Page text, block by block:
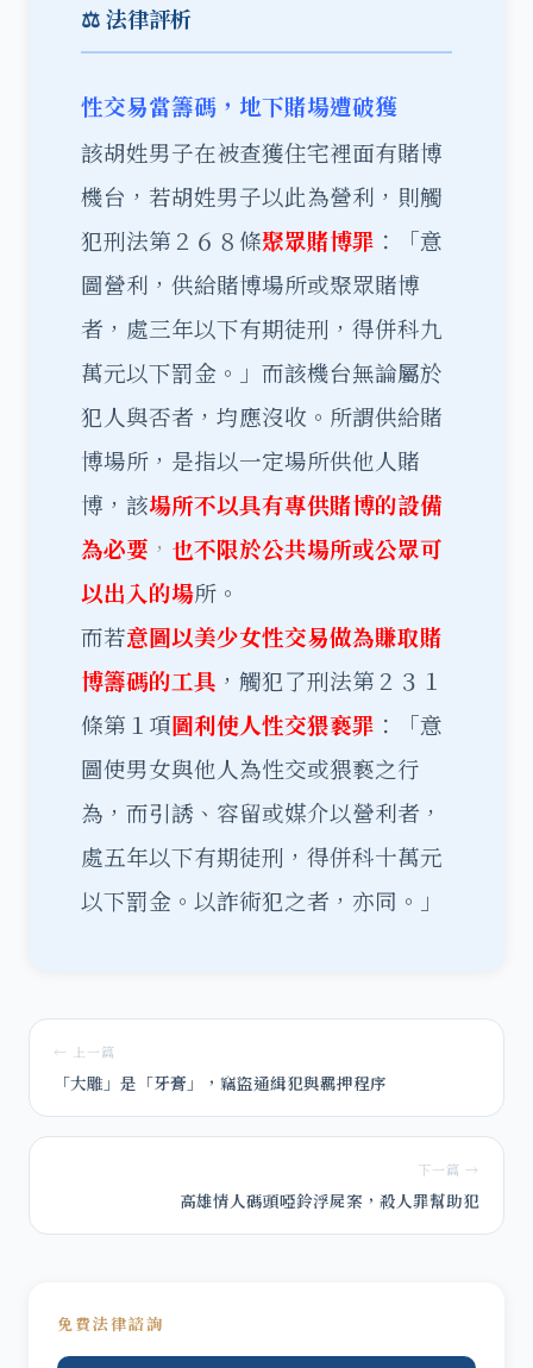
⚖️ 法律評析
性交易當籌碼，地下賭場遭破獲
該胡姓男子在被查獲住宅裡面有賭博
機台，若胡姓男子以此為營利，則觸
犯刑法第２６８條聚眾賭博罪 ：「意
圖營利，供給賭博場所或聚眾賭博
者，處三年以下有期徒刑，得併科九
萬元以下罰金。」而該機台無論屬於
犯人與否者，均應沒收。所謂供給賭
博場所，是指以一定場所供他人賭
博，該場所不以具有專供賭博的設備
為必要 ， 也不限於公共場所或公眾可
以出入的場所。
而若意圖以美少女性交易做為賺取賭
博籌碼的工具 ，觸犯了刑法第２３１
條第１項圖利使人性交猥褻罪 ：「意
圖使男女與他人為性交或猥褻之行
為，而引誘、容留或媒介以營利者，
處五年以下有期徒刑，得併科十萬元
以下罰金。以詐術犯之者，亦同。」
← 上一篇
「大雕」是「牙膏」，竊盜通緝犯與羈押程序
下一篇 →
高雄情人碼頭啞鈴浮屍案，殺人罪幫助犯
免費法律諮詢